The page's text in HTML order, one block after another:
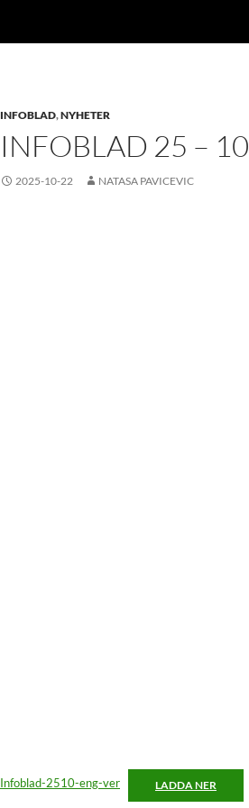
INFOBLAD,NYHETER
INFOBLAD 25 – 10
2025-10-22 NATASA PAVICEVIC
Infoblad-2510-eng-ver LADDA NER